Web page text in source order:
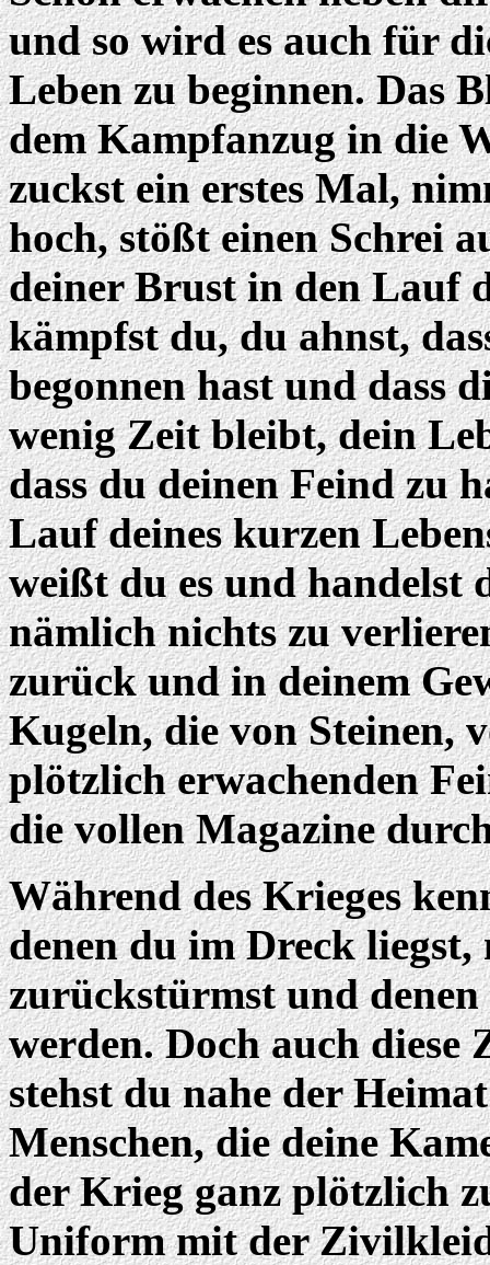
und so wird es auch für
Leben zu beginnen. Das
dem Kampfanzug in die
zuckst ein erstes Mal,
hoch, stößt einen Schrei
deiner Brust in den Lauf
kämpfst du, du ahnst,
begonnen hast und dass
wenig Zeit bleibt, dein
dass du deinen Feind zu
Lauf deines kurzen
weißt du es und handelst
nämlich nichts zu
zurück und in deinem
Kugeln, die von Steinen,
plötzlich erwachenden
die vollen Magazine
Während des Krieges
denen du im Dreck
zurückstürmst und
werden. Doch auch
stehst du nahe der
Menschen, die deine
der Krieg ganz plötzlich
Uniform mit der